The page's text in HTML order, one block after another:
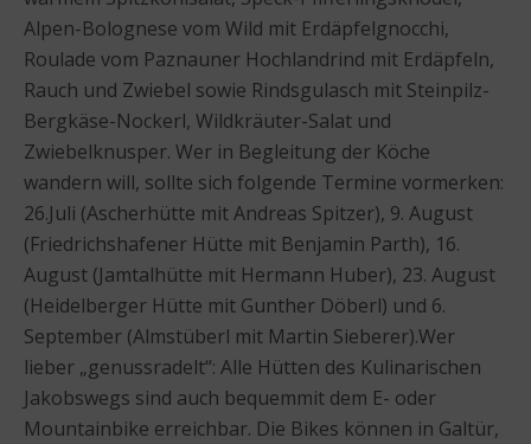
Alpen-Bolognese vom Wild mit Erdäpfelgnocchi,
Roulade vom Paznauner Hochlandrind mit Erdäpfeln,
Rauch und Zwiebel sowie Rindsgulasch mit Steinpilz-
Bergkäse-Nockerl, Wildkräuter-Salat und
Zwiebelknusper. Wer in Begleitung der Köche
wandern will, sollte sich folgende Termine vormerken:
26.Juli (Ascherhütte mit Andreas Spitzer), 9. August
(Friedrichshafener Hütte mit Benjamin Parth), 16.
August (Jamtalhütte mit Hermann Huber), 23. August
(Heidelberger Hütte mit Gunther Döberl) und 6.
September (Almstüberl mit Martin Sieberer).Wer
lieber „genussradelt“: Alle Hütten des Kulinarischen
Jakobswegs sind auch bequemmit dem E- oder
Mountainbike erreichbar. Die Bikes können in Galtür,